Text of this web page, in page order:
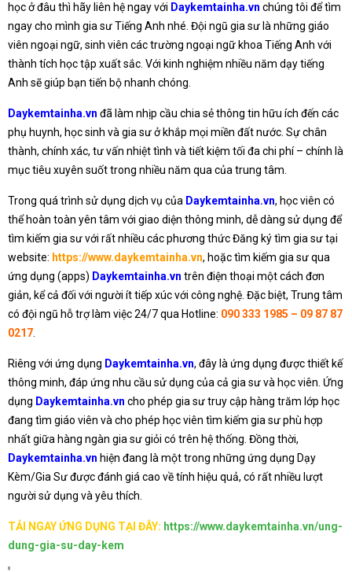
học ở đâu thì hãy liên hệ ngay với Daykemtainha.vn chúng tôi để tìm
ngay cho mình gia sư Tiếng Anh nhé. Đội ngũ gia sư là những giáo
viên ngoại ngữ, sinh viên các trường ngoại ngữ khoa Tiếng Anh với
thành tích học tập xuất sắc. Với kinh nghiệm nhiều năm dạy tiếng
Anh sẽ giúp bạn tiến bộ nhanh chóng.
Daykemtainha.vn đã làm nhịp cầu chia sẻ thông tin hữu ích đến các
phụ huynh, học sinh và gia sư ở khắp mọi miền đất nước. Sự chân
thành, chính xác, tư vấn nhiệt tình và tiết kiệm tối đa chi phí – chính là
mục tiêu xuyên suốt trong nhiều năm qua của trung tâm.
Trong quá trình sử dụng dịch vụ của Daykemtainha.vn, học viên có
thể hoàn toàn yên tâm với giao diện thông minh, dễ dàng sử dụng để
tìm kiếm gia sư với rất nhiều các phương thức Đăng ký tìm gia sư tại
website: https://www.daykemtainha.vn, hoặc tìm kiếm gia sư qua
ứng dụng (apps) Daykemtainha.vn trên điện thoại một cách đơn
giản, kể cả đối với người ít tiếp xúc với công nghệ. Đặc biệt, Trung tâm
có đội ngũ hỗ trợ làm việc 24/7 qua Hotline: 090 333 1985 – 09 87 87
0217
Riêng với ứng dụng Daykemtainha.vn, đây là ứng dụng được thiết kế
thông minh, đáp ứng nhu cầu sử dụng của cả gia sư và học viên. Ứng
dụng Daykemtainha.vn cho phép gia sư truy cập hàng trăm lớp học
đang tìm giáo viên và cho phép học viên tìm kiếm gia sư phù hợp
nhất giữa hàng ngàn gia sư giỏi có trên hệ thống. Đồng thời,
Daykemtainha.vn hiện đang là một trong những ứng dụng Dạy
Kèm/Gia Sư được đánh giá cao về tính hiệu quả, có rất nhiều lượt
người sử dụng và yêu thích.
TẢI NGAY ỨNG DỤNG TẠI ĐÂY: https://www.daykemtainha.vn/ung-
dung-gia-su-day-kem